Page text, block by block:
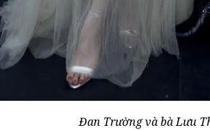
Đan Trường và bà Lưu